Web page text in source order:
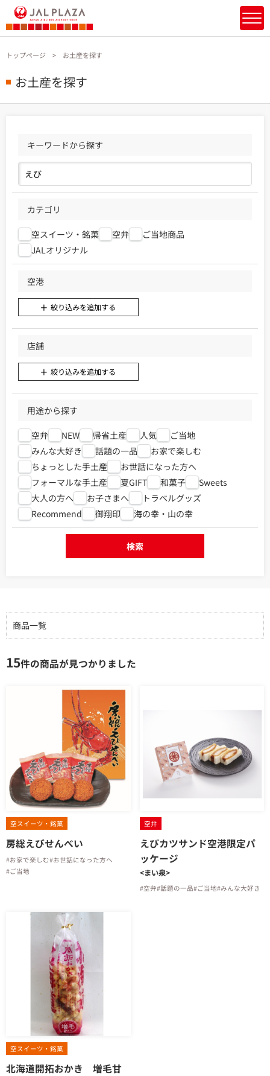
トップページ お土産を探す
お土産を探す
キーワードから探す
カテゴリ
空スイーツ・銘菓 空弁
ご当地商品
JALオリジナル
空港
絞り込みを追加する
店舗
絞り込みを追加する
用途から探す
空弁 NEW 帰省土産 人気
ご当地
みんな大好き
話題の一品
お家で楽しむ
ちょっとした手土産
お世話になった方へ
フォーマルな手土産
夏GIFT 和菓子
Sweets
大人の方へ
お子さまへ
トラベルグッズ
Recommend
御翔印 海の幸・山の幸
検索
商品一覧
15件の商品が見つかりました
空スイーツ・銘菓
房総えびせんべい
#お家で楽しむ#お世話になった方へ
#ご当地
空弁
えびカツサンド空港限定パ
ッケージ
<まい泉>
#空弁#話題の一品#ご当地#みんな大好き
空スイーツ・銘菓
北海道開拓おかき 増毛甘